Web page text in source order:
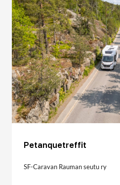
Petanquetreffit
SF-Caravan Rauman seutu ry